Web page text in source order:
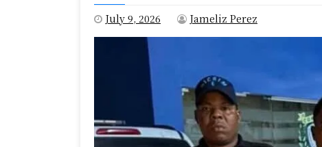
July 9, 2026 Jameliz Perez